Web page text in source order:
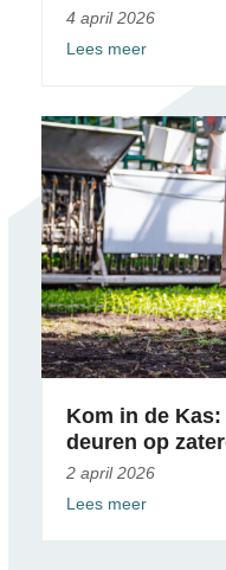
4 april 2026
Lees meer
Kom in de
deuren op
2 april 2026
Lees meer